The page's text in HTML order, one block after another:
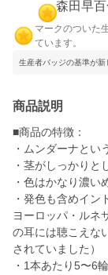
森田早
マークのついた
ています。
生産者バッジの基準が新
商品説明
■商品の特徴：
・ムンダーナとい
・茎がしっかりと
・色はかなり濃い
・発色も含めイ
ヨーロッパ・ルネ
の耳には聴こえな
されていました）
・1本あたり5〜6